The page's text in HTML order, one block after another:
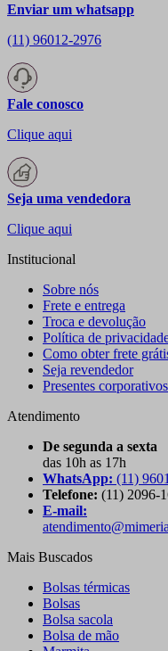
Enviar um whatsapp
(11) 96012-2976
Fale conosco
Clique aqui
Seja uma vendedora
Clique aqui
Institucional
Sobre nós
Frete e entrega
Troca e devolução
Política de
Como obter frete
Seja revendedor
Presentes
Atendimento
De segunda a sexta
das 10h as 17h
WhatsApp: (11)
Telefone: (11) 2096-
E-mail:
Mais Buscados
Bolsas térmicas
Bolsas
Bolsa sacola
Bolsa de mão